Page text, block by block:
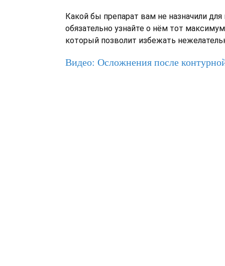
Какой бы препарат вам не назначили для
обязательно узнайте о нём тот
который позволит избежать
Видео: Осложнения после